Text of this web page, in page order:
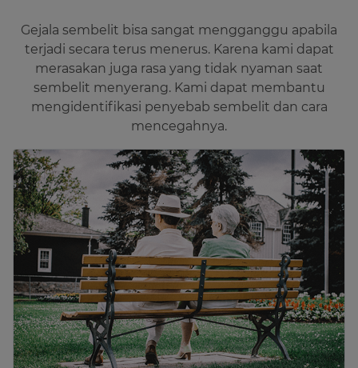
Gejala sembelit bisa sangat mengganggu apabila
terjadi secara terus menerus. Karena kami dapat
merasakan juga rasa yang tidak nyaman saat
sembelit menyerang. Kami dapat membantu
mengidentifikasi penyebab sembelit dan cara
mencegahnya.